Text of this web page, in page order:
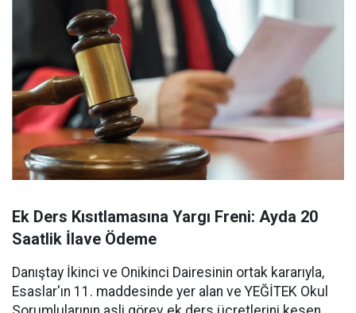
Ek Ders Kısıtlamasına Yargı Freni: Ayda 20
Saatlik İlave Ödeme
Danıştay İkinci ve Onikinci Dairesinin ortak kararıyla,
Esaslar'ın 11. maddesinde yer alan ve YEĞİTEK Okul